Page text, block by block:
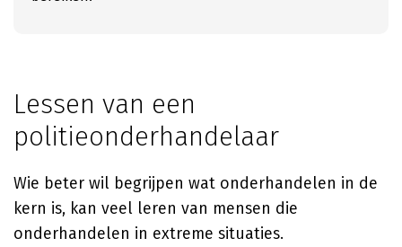
Lessen van een
politieonderhandelaar
Wie beter wil begrijpen wat onderhandelen in de
kern is, kan veel leren van mensen die
onderhandelen in extreme situaties.